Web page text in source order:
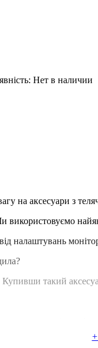
Нет в наличии
на аксесуари з
налаштувань
такий
малюнка на